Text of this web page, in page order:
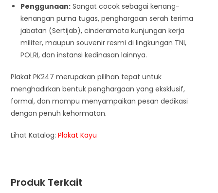
Penggunaan: Sangat cocok sebagai kenang-
kenangan purna tugas, penghargaan serah terima
jabatan (Sertijab), cinderamata kunjungan kerja
militer, maupun souvenir resmi di lingkungan TNI,
POLRI, dan instansi kedinasan lainnya.
Plakat PK247 merupakan pilihan tepat untuk
menghadirkan bentuk penghargaan yang eksklusif,
formal, dan mampu menyampaikan pesan dedikasi
dengan penuh kehormatan.
Lihat Katalog:Plakat Kayu
Produk Terkait